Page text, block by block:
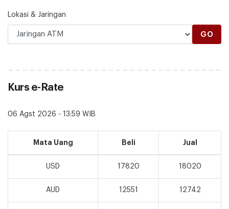
Lokasi & Jaringan
GO
Kurs e-Rate
06 Agst 2026 - 13:59 WIB
Mata Uang Beli Jual
USD 17820 18020
AUD 12551 12742